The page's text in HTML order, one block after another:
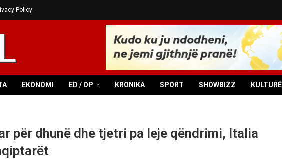
Policy
EKONOMI ED / OP KRONIKA SPORT SHOWBIZZ KULTURË
për dhunë dhe tjetri pa leje qëndrimi, Italia